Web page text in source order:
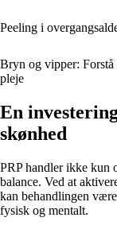
Peeling i
Bryn og vipper:
pleje
En
skønhed
PRP handler ikke kun
balance. Ved at
kan behandlingen
fysisk og mentalt.